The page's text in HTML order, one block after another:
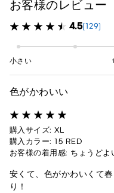
お客様のレビュー
4.5(129)
小さい
色がかわいい
購入サイズ: XL
購入カラー: 15 RED
お客様の着用感: ちょうどよ
安くて、色がかわいくて
り！